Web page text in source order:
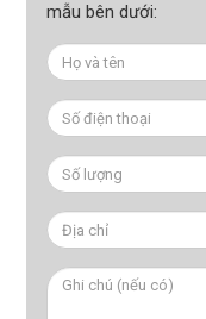
mẫu bên dưới: